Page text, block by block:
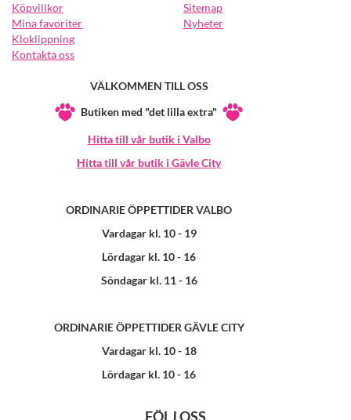
Köpvillkor
Mina favoriter
Kloklippning
Kontakta oss
Sitemap
Nyheter
VÄLKOMMEN TILL OSS
Butiken med "det lilla extra"
Hitta till vår butik i Valbo
Hitta till vår butik i Gävle City
ORDINARIE ÖPPETTIDER VALBO
Vardagar kl. 10 - 19
Lördagar kl. 10 - 16
Söndagar kl. 11 - 16
ORDINARIE ÖPPETTIDER GÄVLE CITY
Vardagar kl. 10 - 18
Lördagar kl. 10 - 16
FÖLJ OSS